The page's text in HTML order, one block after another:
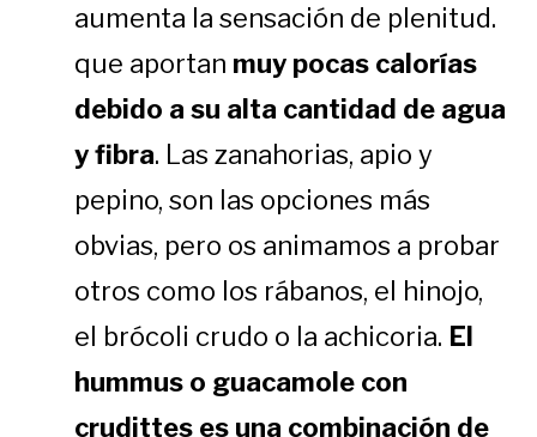
aumenta la sensación de plenitud.
que aportan muy pocas calorías
debido a su alta cantidad de agua
y fibra. Las zanahorias, apio y
pepino, son las opciones más
obvias, pero os animamos a probar
otros como los rábanos, el hinojo,
el brócoli crudo o la achicoria. El
hummus o guacamole con
crudittes es una combinación de